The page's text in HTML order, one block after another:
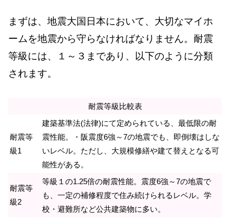
まずは、地震大国日本において、大切なマイホ
ームを地震から守らなければなりません。耐震
等級には、１～３まであり、以下のように分類
されます。
耐震等級比較表
耐震等
級1
建築基準法(法律)にて定められている、最低限の耐
震性能。・阪震度6強～7の地震でも、即倒壊はしな
いレベル。ただし、大規模修繕や建て替えとなる可
能性がある。
耐震等
級2
等級１の1.25倍の耐震性能。震度6強～7の地震で
も、一定の補修程度で住み続けられるレベル。学
校・避難所など公共建築物に多い。